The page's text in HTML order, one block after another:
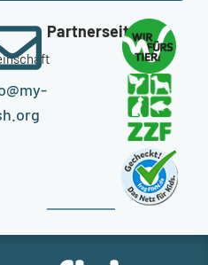
Partnerseiten